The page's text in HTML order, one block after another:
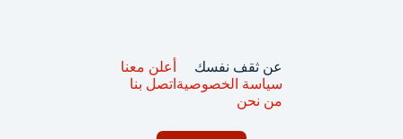
عن ثقف نفسك
سياسة الخصوصية
من نحن
أعلن معنا
اتصل بنا